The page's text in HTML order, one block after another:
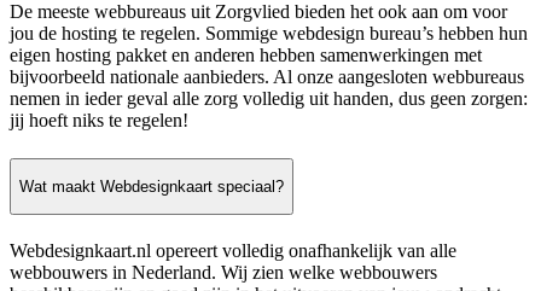
De meeste webbureaus uit Zorgvlied bieden het ook aan om voor
jou de hosting te regelen. Sommige webdesign bureau’s hebben hun
eigen hosting pakket en anderen hebben samenwerkingen met
bijvoorbeeld nationale aanbieders. Al onze aangesloten webbureaus
nemen in ieder geval alle zorg volledig uit handen, dus geen zorgen:
jij hoeft niks te regelen!
Wat maakt Webdesignkaart speciaal?
Webdesignkaart.nl opereert volledig onafhankelijk van alle
webbouwers in Nederland. Wij zien welke webbouwers